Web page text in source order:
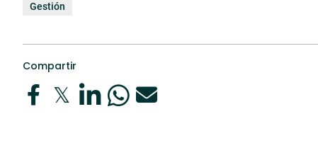
Gestión
Compartir